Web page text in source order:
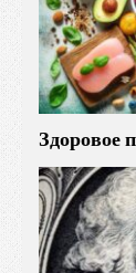
Здоровое